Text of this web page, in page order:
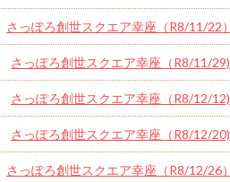
さっぽろ創世スクエア幸座（R8/11/22）
さっぽろ創世スクエア幸座（R8/11/29)
さっぽろ創世スクエア幸座（R8/12/12)
さっぽろ創世スクエア幸座（R8/12/20)
さっぽろ創世スクエア幸座（R8/12/26）